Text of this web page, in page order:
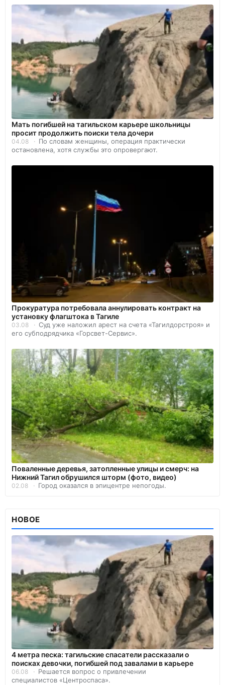
Мать погибшей на тагильском карьере школьницы
просит продолжить поиски тела дочери
04.08
По словам женщины, операция практически
остановлена, хотя службы это опровергают.
Прокуратура потребовала аннулировать контракт на
установку флагштока в Тагиле
03.08
Суд уже наложил арест на счета «Тагилдорстроя» и
его субподрядчика «Горсвет-Сервис».
Поваленные деревья, затопленные улицы и смерч: на
Нижний Тагил обрушился шторм (фото, видео)
02.08 Город оказался в эпицентре непогоды.
НОВОЕ
4 метра песка: тагильские спасатели рассказали о
поисках девочки, погибшей под завалами в карьере
06.08
Решается вопрос о привлечении
специалистов «Центроспаса».